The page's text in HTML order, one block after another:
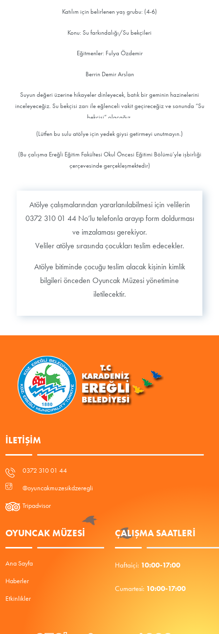
Katılım için belirlenen yaş grubu: (4-6)
Konu: Su farkındalığı/Su bekçileri
Eğitmenler: Fulya Özdemir
Berrin Demir Arslan
Suyun değeri üzerine hikayeler dinleyecek, batık bir geminin hazinelerini
inceleyeceğiz. Su bekçisi zarı ile eğlenceli vakit geçireceğiz ve sonunda “Su
bekçisi” olacağız.
(Lütfen bu sulu atölye için yedek giysi getirmeyi unutmayın.)
(Bu çalışma Ereğli Eğitim Fakültesi Okul Öncesi Eğitimi Bölümü’yle işbirliği
çerçevesinde gerçekleşmektedir)
Atölye çalışmalarından yararlanılabilmesi için velilerin
0372 310 01 44 No’lu telefonla arayıp form doldurması
ve imzalaması gerekiyor.
Veliler atölye sırasında çocukları teslim edecekler.
Atölye bitiminde çocuğu teslim alacak kişinin kimlik
bilgileri önceden Oyuncak Müzesi yönetimine
iletilecektir.
İLETIŞIM
0372 310 01 44
@oyuncakmuzesikdzeregli
Tripadvisor
OYUNCAK MÜZESİ
Ana Sayfa
Haberler
Etkinlikler
ÇALIŞMA SAATLERI
Haftaiçi: 10:00-17:00
Cumartesi: 10:00-17:00